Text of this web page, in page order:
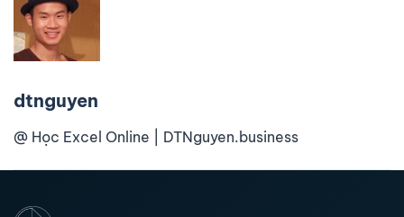
dtnguyen
@ Học Excel Online | DTNguyen.business